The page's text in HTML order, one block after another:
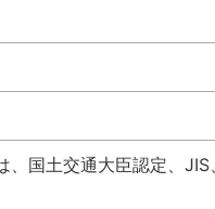
は、国土交通大臣認定